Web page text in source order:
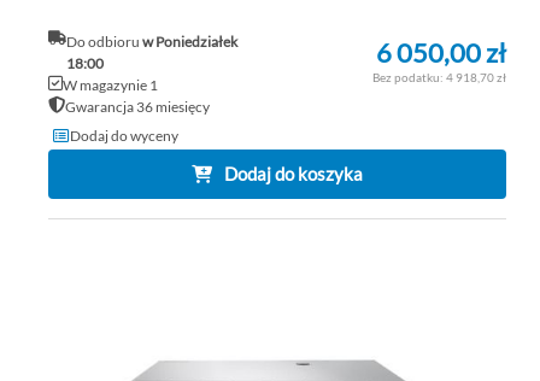
Do odbioruw Poniedziałek
18:00
W magazynie 1
Gwarancja 36 miesięcy
6 050,00 zł
4 918,70 zł
Dodaj do wyceny
Dodaj do koszyka